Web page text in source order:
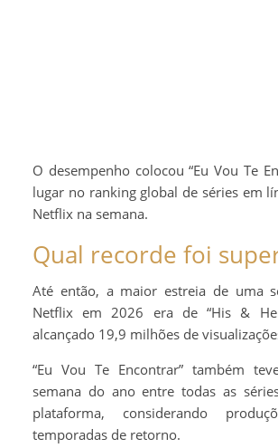
O desempenho colocou “Eu Vou Te
lugar no ranking global de séries em
Netflix na semana.
Qual recorde foi
Até então, a maior estreia de uma
Netflix em 2026 era de “His &
alcançado 19,9 milhões de
“Eu Vou Te Encontrar” também
semana do ano entre todas as
plataforma, considerando
temporadas de retorno.